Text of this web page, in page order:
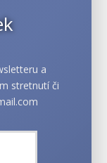
a
stretnutí či